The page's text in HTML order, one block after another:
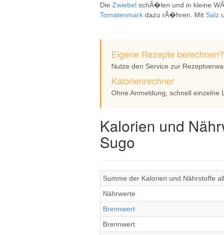
Die Zwiebel schÃ�len und in kleine
Tomatenmark dazu rÃ�hren. Mit Salz
Eigene Rezepte berechnen?
Nutze den Service zur
Kalorienrechner
Ohne Anmeldung, schnell einzelne
Kalorien und
Sugo
Summe der Kalorien und Nährstoffe
Nährwerte
Brennwert
Brennwert